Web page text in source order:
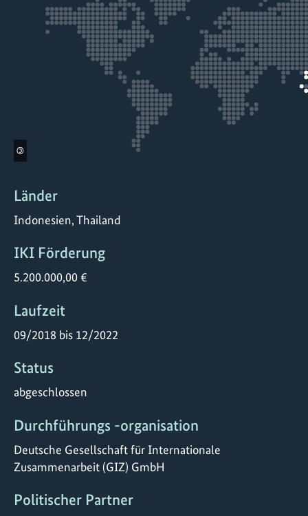
©
Länder
Indonesien, Thailand
IKI Förderung
5.200.000,00 €
Laufzeit
09/2018 bis 12/2022
Status
abgeschlossen
Durchführungs -organisation
Deutsche Gesellschaft für Internationale
Zusammenarbeit (GIZ) GmbH
Politischer Partner